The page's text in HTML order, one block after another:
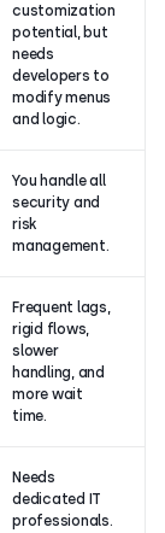
customization
potential, but
needs
developers to
modify menus
and logic.
You handle all
security and
risk
management.
Frequent lags,
rigid flows,
slower
handling, and
more wait
time.
Needs
dedicated IT
professionals.